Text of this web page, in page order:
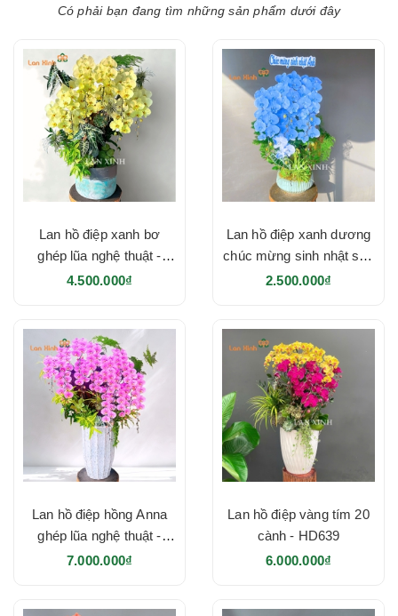
Có phải bạn đang tìm những sản phẩm dưới đây
Lan hồ điệp xanh bơ
ghép lũa nghệ thuật -
HD642
4.500.000₫
Lan hồ điệp xanh dương
chúc mừng sinh nhật sếp
- HD641
2.500.000₫
Lan hồ điệp hồng Anna
ghép lũa nghệ thuật -
HD640
7.000.000₫
Lan hồ điệp vàng tím 20
cành - HD639
6.000.000₫